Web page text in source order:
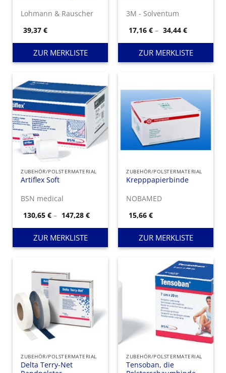
Lohmann & Rauscher
39,37€
ZUR MERKLISTE
3M - Solventum
17,16€ – 34,44€
17,16 €
bis
34,44 €
ZUR MERKLISTE
ZUBEHÖR/POLSTERMATERIAL
Artiflex Soft
BSN medical
130,65€ – 147,28€Preisspanne:
bis
ZUR MERKLISTE
ZUBEHÖR/POLSTERMATERIAL
Krepppapierbinde
NOBAMED
15,66€
ZUR MERKLISTE
ZUBEHÖR/POLSTERMATERIAL
Delta Terry-Net
ZUBEHÖR/POLSTERMATERIAL
Tensoban, die